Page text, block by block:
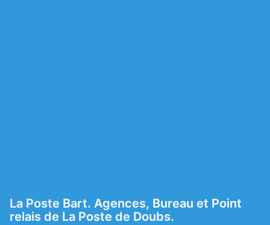
La Poste Bart. Agences, Bureau et Point
relais de La Poste de Doubs.